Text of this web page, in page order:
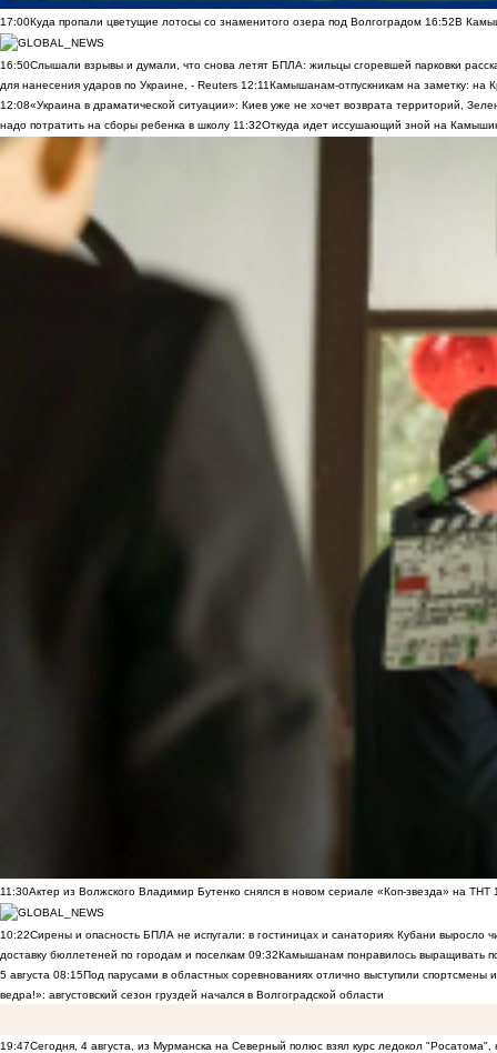
17:00Куда пропали цветущие лотосы со знаменитого озера под Волгоградом 16:52В
16:50Слышали взрывы и думали, что снова летят БПЛА: жильцы сгоревшей парковки
для нанесения ударов по Украине, - Reuters 12:11Камышанам-отпускникам на заметку: на
12:08«Украина в драматической ситуации»: Киев уже не хочет возврата территорий,
надо потратить на сборы ребенка в школу 11:32Откуда идет иссушающий зной на
11:30Актер из Волжского Владимир Бутенко снялся в новом сериале «Коп-звезда» на ТНТ
10:22Сирены и опасность БПЛА не испугали: в гостиницах и санаториях Кубани выросло
доставку бюллетеней по городам и поселкам 09:32Камышанам понравилось выращивать
5 августа 08:15Под парусами в областных соревнованиях отлично выступили спортсмены
ведра!»: августовский сезон груздей начался в Волгоградской области
19:47Сегодня, 4 августа, из Мурманска на Северный полюс взял курс ледокол